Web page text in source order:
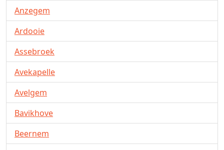
Anzegem
Ardooie
Assebroek
Avekapelle
Avelgem
Bavikhove
Beernem